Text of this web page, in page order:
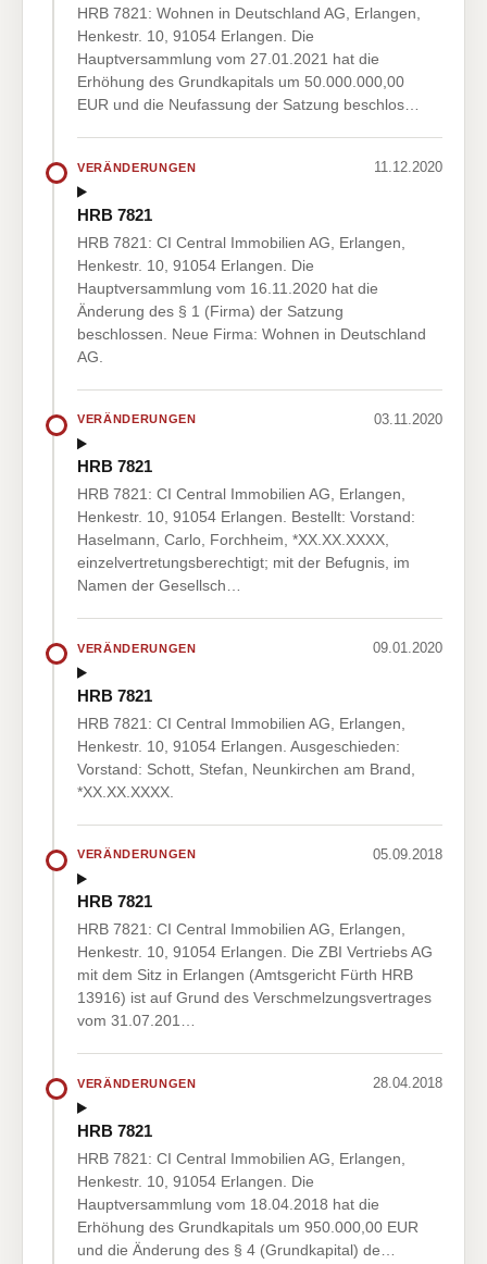
HRB 7821: Wohnen in Deutschland AG, Erlangen,
Henkestr. 10, 91054 Erlangen. Die
Hauptversammlung vom 27.01.2021 hat die
Erhöhung des Grundkapitals um 50.000.000,00
EUR und die Neufassung der Satzung beschlos…
VERÄNDERUNGEN 11.12.2020
HRB 7821
HRB 7821: CI Central Immobilien AG, Erlangen,
Henkestr. 10, 91054 Erlangen. Die
Hauptversammlung vom 16.11.2020 hat die
Änderung des § 1 (Firma) der Satzung
beschlossen. Neue Firma: Wohnen in Deutschland
AG.
VERÄNDERUNGEN 03.11.2020
HRB 7821
HRB 7821: CI Central Immobilien AG, Erlangen,
Henkestr. 10, 91054 Erlangen. Bestellt: Vorstand:
Haselmann, Carlo, Forchheim, *XX.XX.XXXX,
einzelvertretungsberechtigt; mit der Befugnis, im
Namen der Gesellsch…
VERÄNDERUNGEN 09.01.2020
HRB 7821
HRB 7821: CI Central Immobilien AG, Erlangen,
Henkestr. 10, 91054 Erlangen. Ausgeschieden:
Vorstand: Schott, Stefan, Neunkirchen am Brand,
*XX.XX.XXXX.
VERÄNDERUNGEN 05.09.2018
HRB 7821
HRB 7821: CI Central Immobilien AG, Erlangen,
Henkestr. 10, 91054 Erlangen. Die ZBI Vertriebs AG
mit dem Sitz in Erlangen (Amtsgericht Fürth HRB
13916) ist auf Grund des Verschmelzungsvertrages
vom 31.07.201…
VERÄNDERUNGEN 28.04.2018
HRB 7821
HRB 7821: CI Central Immobilien AG, Erlangen,
Henkestr. 10, 91054 Erlangen. Die
Hauptversammlung vom 18.04.2018 hat die
Erhöhung des Grundkapitals um 950.000,00 EUR
und die Änderung des § 4 (Grundkapital) de…